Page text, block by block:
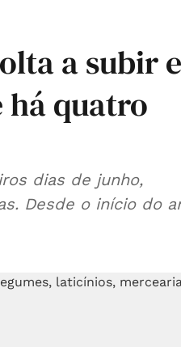
a subir
há quatro
dias de junho,
Desde o início do